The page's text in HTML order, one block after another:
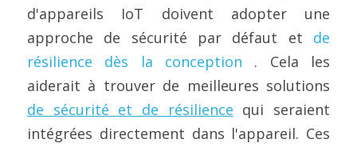
d'appareils IoT doivent adopter une
approche de sécurité par défaut et de
résilience dès la conception . Cela les
de sécurité et de résilience qui seraient
intégrées directement dans l'appareil. Ces